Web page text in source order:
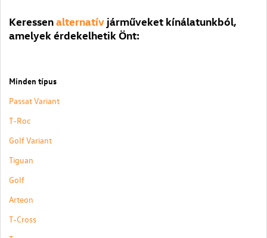
Keressenalternatív járműveket kínálatunkból,
amelyek érdekelhetik Önt:
Minden típus
Passat Variant
T-Roc
Golf Variant
Tiguan
Golf
Arteon
T-Cross